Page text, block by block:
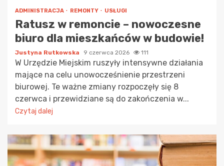
ADMINISTRACJA REMONTY USŁUGI
Ratusz w remoncie – nowoczesne
biuro dla mieszkańców w budowie!
Justyna Rutkowska 9 czerwca 2026 111
W Urzędzie Miejskim ruszyły intensywne działania
mające na celu unowocześnienie przestrzeni
biurowej. Te ważne zmiany rozpoczęły się 8
czerwca i przewidziane są do zakończenia w...
Czytaj dalej